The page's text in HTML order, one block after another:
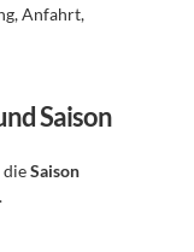
Anfahrt,
Saison
die Saison
.